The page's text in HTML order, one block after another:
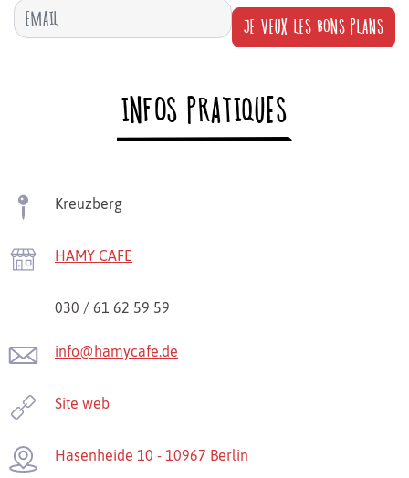
JE VEUX LES BONS PLANS
INFOS PRATIQUES
Kreuzberg
HAMY CAFE
030 / 61 62 59 59
info@hamycafe.de
Site web
Hasenheide 10 - 10967 Berlin